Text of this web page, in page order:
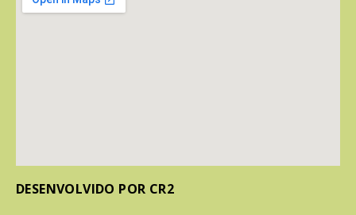
DESENVOLVIDO POR CR2